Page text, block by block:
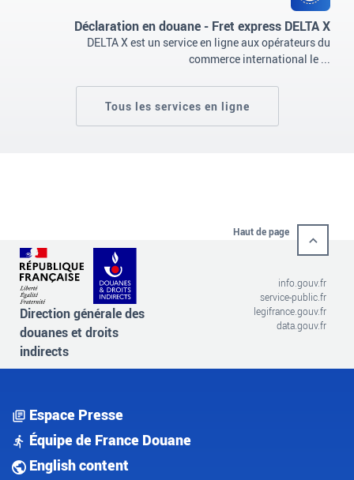
opérationnel
Déclaration en douane - Fret express DELTA X
DELTA X est un service en ligne aux opérateurs du
commerce international le ...
Tous les services en ligne
Haut de page
Direction générale des
douanes et droits
indirects
info.gouv.fr
service-public.fr
legifrance.gouv.fr
data.gouv.fr
Espace Presse
Équipe de France Douane
English content